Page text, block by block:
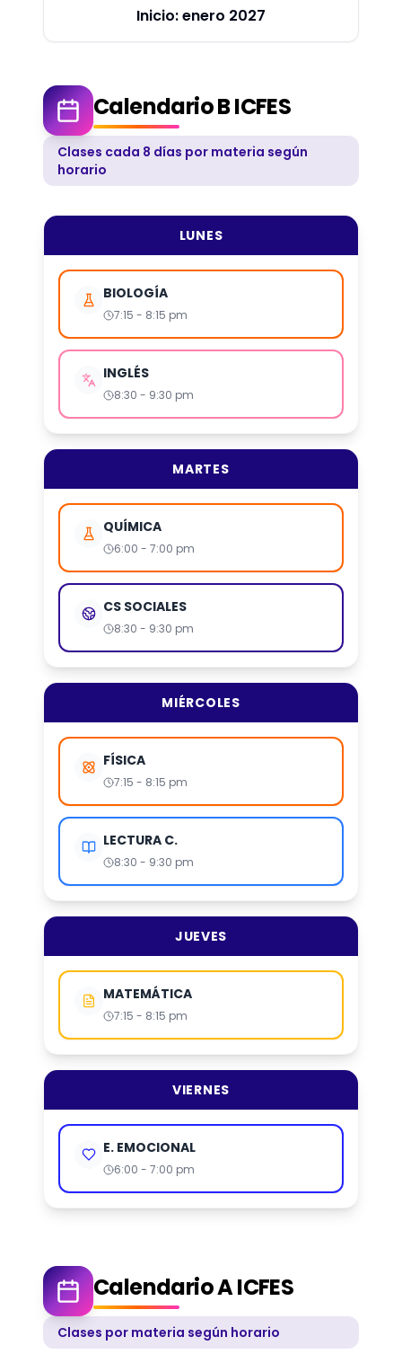
Inicio:enero 2027
Calendario B ICFES
Clases cada 8 días por materia según
horario
LUNES
BIOLOGÍA
7:15 - 8:15 pm
INGLÉS
8:30 - 9:30 pm
MARTES
QUÍMICA
6:00 - 7:00 pm
CS SOCIALES
8:30 - 9:30 pm
MIÉRCOLES
FÍSICA
7:15 - 8:15 pm
LECTURA C.
8:30 - 9:30 pm
JUEVES
MATEMÁTICA
7:15 - 8:15 pm
VIERNES
E. EMOCIONAL
6:00 - 7:00 pm
Calendario A ICFES
Clases por materia según horario